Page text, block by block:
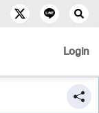
Login